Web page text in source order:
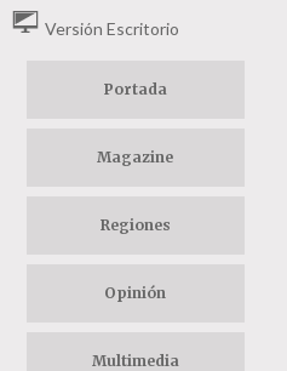
Versión Escritorio
Portada
Magazine
Regiones
Opinión
Multimedia